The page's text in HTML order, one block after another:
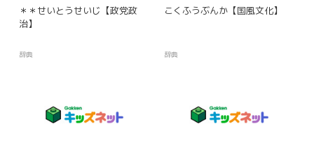
＊＊せいとうせいじ【政党政
治】
辞典
こくふうぶんか【国風文化】
辞典